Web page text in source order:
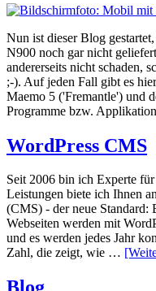
Nun ist dieser Blog
N900 noch gar nicht
andererseits nicht schaden,
;-). Auf jeden Fall gibt es
Maemo 5 ('Fremantle') und
Programme bzw.
WordPress CMS
Seit 2006 bin ich Experte
Leistungen biete ich Ihnen
(CMS) - der neue Standard:
Webseiten werden mit
und es werden jedes Jahr
Zahl, die zeigt, wie …